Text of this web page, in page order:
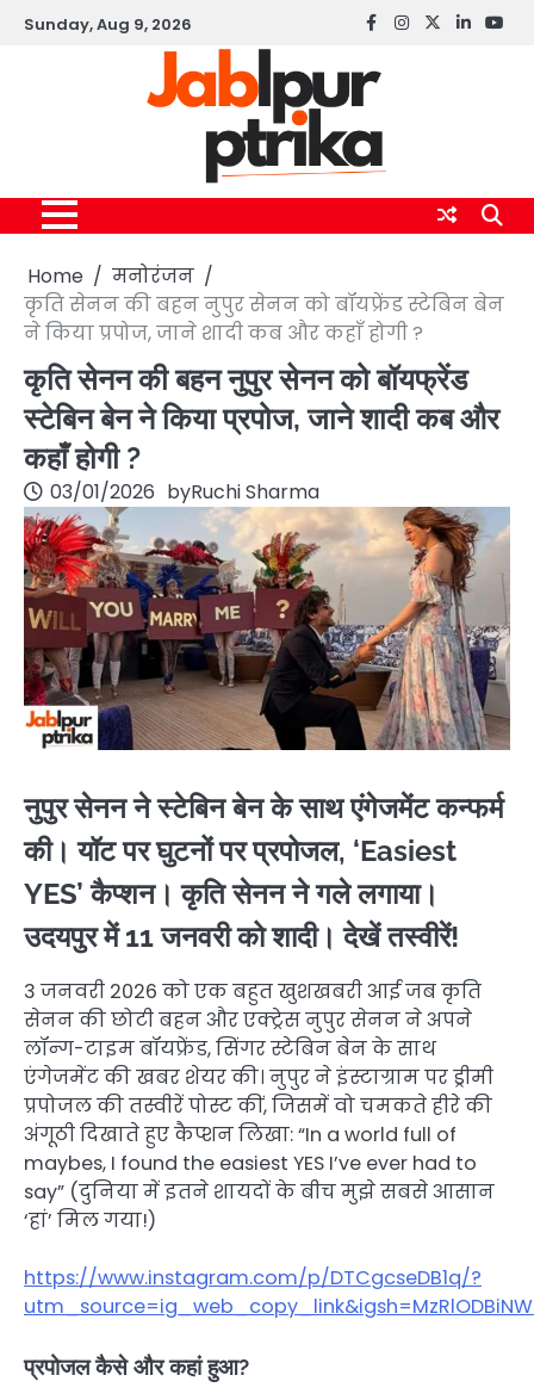
SkipSunday, Aug 9, 2026 Facebook
instagram
twitterlinkedin
Home
मनोरंजन
कृति सेनन की बहन नुपुर सेनन को बॉयफ्रेंड स्टेबिन बेन
ने किया प्रपोज, जाने शादी कब और कहाँ होगी ?
कृति सेनन की बहन नुपुर सेनन को बॉयफ्रेंड
स्टेबिन बेन ने किया प्रपोज, जाने शादी कब और
कहाँ होगी ?
03/01/2026 byRuchi Sharma
नुपुर सेनन ने स्टेबिन बेन के साथ एंगेजमेंट कन्फर्म
की। यॉट पर घुटनों पर प्रपोजल, ‘Easiest
YES’ कैप्शन। कृति सेनन ने गले लगाया।
उदयपुर में 11 जनवरी को शादी। देखें तस्वीरें!
3 जनवरी 2026 को एक बहुत खुशखबरी आई जब कृति
सेनन की छोटी बहन और एक्ट्रेस नुपुर सेनन ने अपने
लॉन्ग-टाइम बॉयफ्रेंड, सिंगर स्टेबिन बेन के साथ
एंगेजमेंट की खबर शेयर की। नुपुर ने इंस्टाग्राम पर ड्रीमी
प्रपोजल की तस्वीरें पोस्ट कीं, जिसमें वो चमकते हीरे की
अंगूठी दिखाते हुए कैप्शन लिखा: “In a world full of
maybes, I found the easiest YES I’ve ever had to
say” (दुनिया में इतने शायदों के बीच मुझे सबसे आसान
‘हां’ मिल गया!)
https://www.instagram.com/p/DTCgcseDB1q/?
प्रपोजल कैसे और कहां हुआ?